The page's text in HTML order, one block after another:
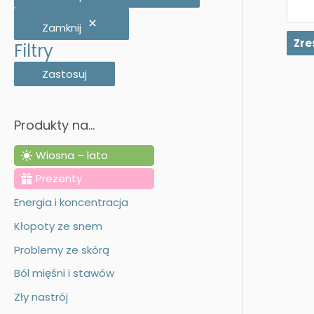
:
Zamknij
Filtry
Zastosuj
Produkty na…
Wiosna – lato
Prezenty
Energia i koncentracja
Kłopoty ze snem
Problemy ze skórą
Ból mięśni i stawów
Zły nastrój